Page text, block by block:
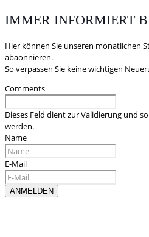
IMMER INFORMIERT
Hier können Sie unseren monatlichen
abaonnieren.
So verpassen Sie keine wichtigen
Comments
Dieses Feld dient zur Validierung und
werden.
Name
E-Mail